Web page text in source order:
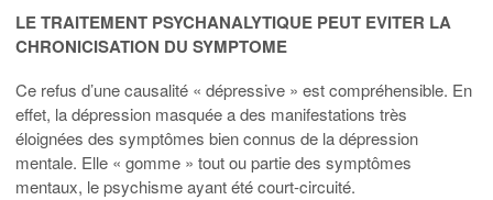
LE TRAITEMENT PSYCHANALYTIQUE PEUT EVITER LA
CHRONICISATION DU SYMPTOME
Ce refus d’une causalité « dépressive » est compréhensible. En
effet, la dépression masquée a des manifestations très
éloignées des symptômes bien connus de la dépression
mentale. Elle « gomme » tout ou partie des symptômes
mentaux, le psychisme ayant été court-circuité.